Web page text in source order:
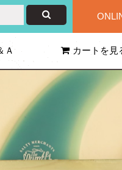
Ａ カートを見